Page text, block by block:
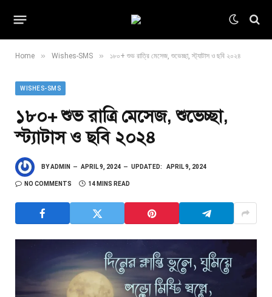
Home » Wishes-SMS » ১৮০+ শুভ রাত্রি মেসেজ, শুভেচ্ছা, স্ট্যাটাস ও ছবি ২০২৪
WISHES-SMS
১৮০+ শুভ রাত্রি মেসেজ, শুভেচ্ছা,
স্ট্যাটাস ও ছবি ২০২৪
BYADMIN APRIL 9, 2024 UPDATED: APRIL 9, 2024
NO COMMENTS 14 MINS READ